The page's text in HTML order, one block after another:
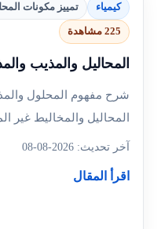
كيمياء تمييز مكونات
225 مشاهدة
المحاليل والمذيب
شرح مفهوم المحلول
المحاليل والمخاليط غير
آخر تحديث: 2026-08-08
اقرأ المقال